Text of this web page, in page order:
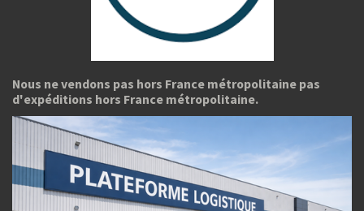
Nous ne vendons pas hors France métropolitaine pas
d'expéditions hors France métropolitaine.